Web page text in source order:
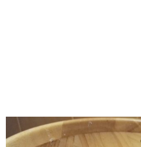
RECOMENDADOS